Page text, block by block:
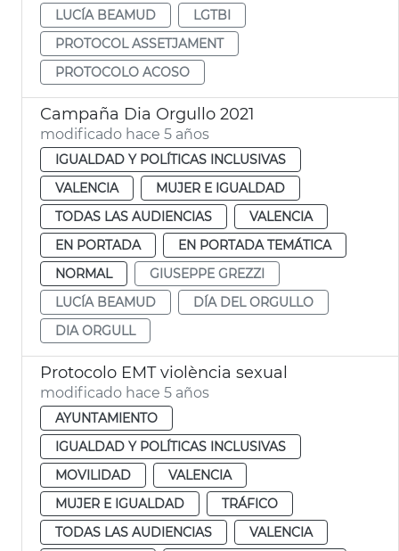
LUCÍA BEAMUD
LGTBI
PROTOCOL ASSETJAMENT
PROTOCOLO ACOSO
Campaña Dia Orgullo 2021
modificado hace 5 años
IGUALDAD Y POLÍTICAS INCLUSIVAS
VALENCIA
MUJER E IGUALDAD
TODAS LAS AUDIENCIAS
VALENCIA
EN PORTADA
EN PORTADA TEMÁTICA
NORMAL
GIUSEPPE GREZZI
LUCÍA BEAMUD
DÍA DEL ORGULLO
DIA ORGULL
Protocolo EMT violència sexual
modificado hace 5 años
AYUNTAMIENTO
IGUALDAD Y POLÍTICAS INCLUSIVAS
MOVILIDAD
VALENCIA
MUJER E IGUALDAD
TRÁFICO
TODAS LAS AUDIENCIAS
VALENCIA